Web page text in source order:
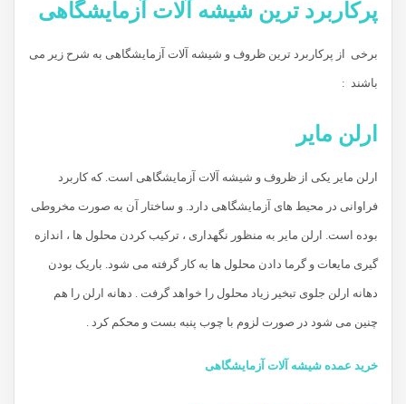
پرکاربرد ترین شیشه آلات آزمایشگاهی
برخی از پرکاربرد ترین ظروف و شیشه آلات آزمایشگاهی به شرح زیر می
باشند :
ارلن مایر
ارلن مایر یکی از ظروف و شیشه آلات آزمایشگاهی است. که کاربرد
فراوانی در محیط های آزمایشگاهی دارد. و ساختار آن به صورت مخروطی
بوده است. ارلن مایر به منظور نگهداری ، ترکیب کردن محلول ها ، اندازه
گیری مایعات و گرما دادن محلول ها به کار گرفته می شود. باریک بودن
دهانه ارلن جلوی تبخیر زیاد محلول را خواهد گرفت . دهانه ارلن را هم
چنین می شود در صورت لزوم با چوب پنبه بست و محکم کرد .
خرید عمده شیشه آلات آزمایشگاهی